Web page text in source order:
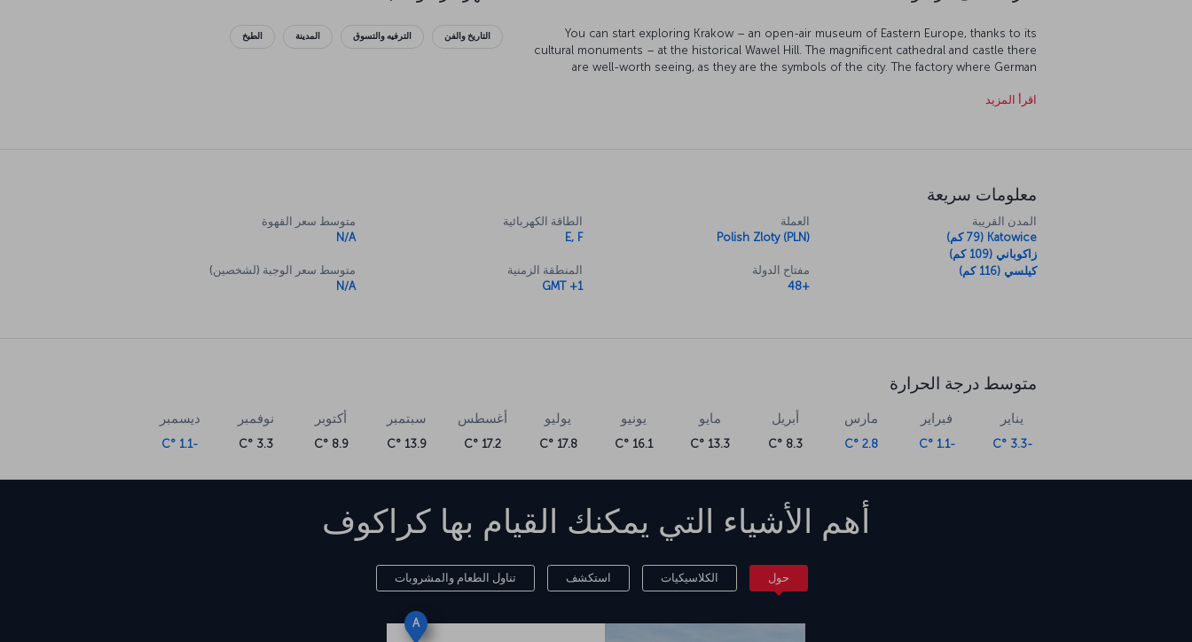
You can start exploring Krakow – an open-air museum of Eastern Europe, thanks to its
cultural monuments – at the historical Wawel Hill. The magnificent cathedral and castle there
are well-worth seeing, as they are the symbols of the city. The factory where German
interesting museums in the area. The Czartoryski Museum should also be on your list, as it
اقرأ المزيد
التاريخ والفن الترفيه والتسوق المدينة الطبخ
معلومات سريعة
المدن القريبة
Katowice (79 كم)
زاكوباني (109 كم)
كيلسي (116 كم)
العملة
Polish Zloty (PLN)
مفتاح الدولة
+48
الطاقة الكهربائية
E, F
المنطقة الزمنية
GMT +1
متوسط سعر القهوة
N/A
متوسط سعر الوجبة (لشخصين)
N/A
متوسط درجة الحرارة
يناير
-3.3 °C
فبراير
-1.1 °C
مارس
2.8 °C
أبريل
8.3 °C
مايو
13.3 °C
يونيو
16.1 °C
يوليو
17.8 °C
أغسطس
17.2 °C
سبتمبر
13.9 °C
أكتوبر
8.9 °C
نوفمبر
3.3 °C
ديسمبر
-1.1 °C
أهم الأشياء التي يمكنك القيام بها كراكوف
حول الكلاسيكيات استكشف تناول الطعام والمشروبات
A